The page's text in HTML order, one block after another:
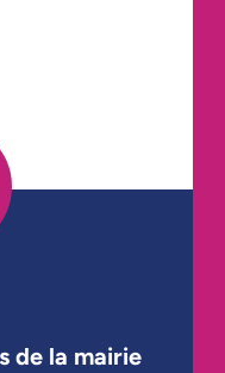
de la mairie